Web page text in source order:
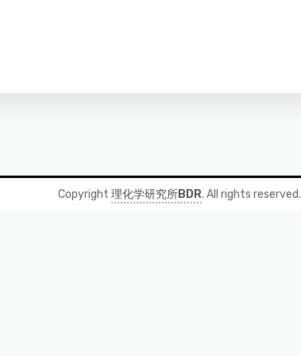
Copyright 理化学研究所BDR. All rights reserved.